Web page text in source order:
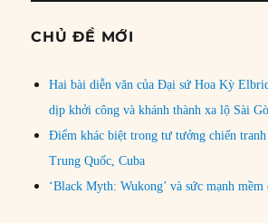
CHỦ ĐỀ MỚI
Hai bài diễn văn của Đại sứ Hoa Kỳ
dịp khởi công và khánh thành xa lộ Sài
Điểm khác biệt trong tư tưởng chiến tranh
Trung Quốc, Cuba
‘Black Myth: Wukong’ và sức mạnh